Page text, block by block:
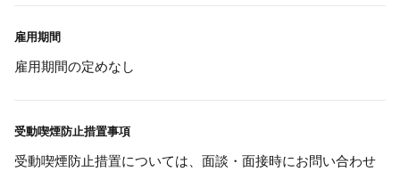
雇用期間
雇用期間の定めなし
受動喫煙防止措置事項
受動喫煙防止措置については、面談・面接時にお問い合わせ